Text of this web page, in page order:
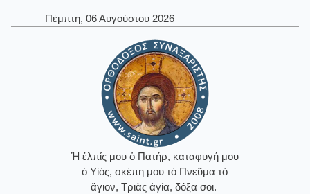
Πέμπτη, 06 Αυγούστου 2026
Ἡ ἐλπίς μου ὁ Πατήρ, καταφυγή μου
ὁ Υἱός, σκέπη μου τὸ Πνεῦμα τὸ
ἅγιον, Τριὰς ἁγία, δόξα σοι.